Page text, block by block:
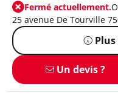
Fermé actuellement.
25 avenue De Tourville
Un devis ?